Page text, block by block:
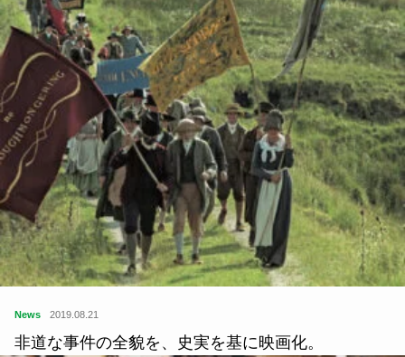
News 2019.08.21
非道な事件の全貌を、史実を基に映画化。